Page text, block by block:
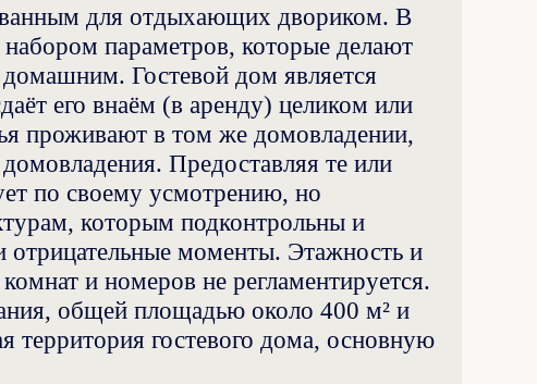
для отдыхающих двориком. В
параметров, которые делают
Гостевой дом является
его внаём (в аренду) целиком или
проживают в том же домовладении,
Предоставляя те или
по своему усмотрению, но
которым подконтрольны и
отрицательные моменты. Этажность и
и номеров не регламентируется.
общей площадью около 400 м² и
территория гостевого дома, основную